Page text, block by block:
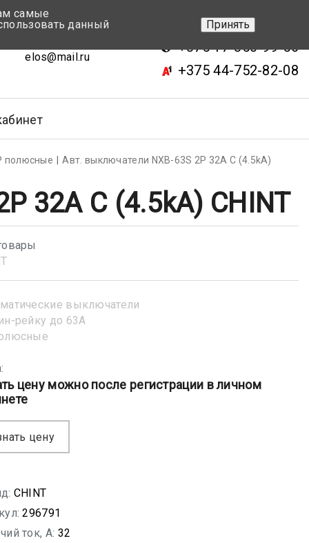
elos@mail.ru
+375 17-343-46-70
+375 17-350-99-56
+375 44-752-82-08
полюсные
Авт. выключатели NXB-63S 2P 32A С (4.5kA)
32A С (4.5kA) CHINT
выключатели
рейку до 63А
цену можно после регистрации в личном
цену
CHINT
296791
ток, A: 32
самые
данный
Принять